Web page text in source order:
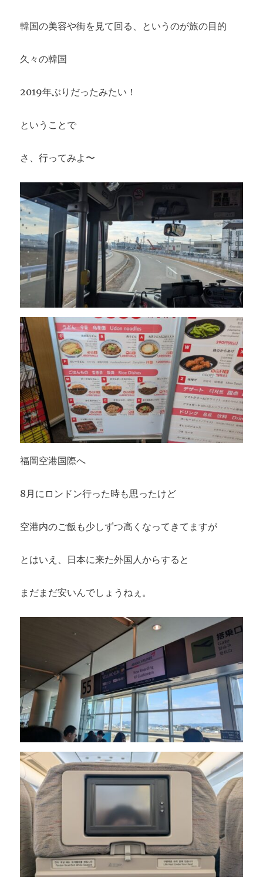
韓国の美容や街を見て回る、というのが旅の目的
久々の韓国
2019年ぶりだったみたい！
ということで
さ、行ってみよ〜
福岡空港国際へ
8月にロンドン行った時も思ったけど
空港内のご飯も少しずつ高くなってきてますが
とはいえ、日本に来た外国人からすると
まだまだ安いんでしょうねぇ。